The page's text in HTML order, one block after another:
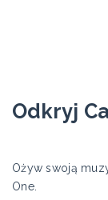
Odkryj
Ożyw swoją
One.